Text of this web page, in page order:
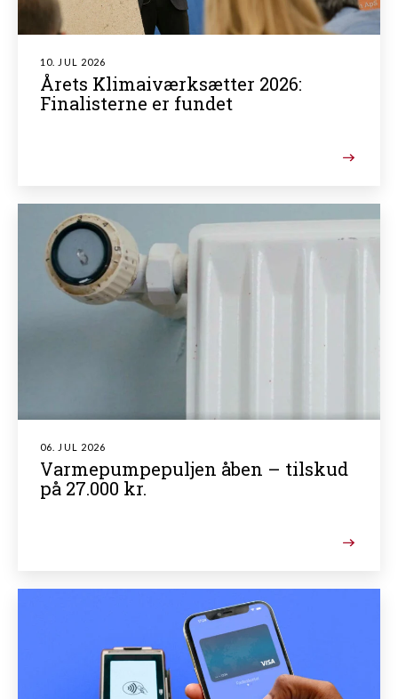
10. JUL 2026
Årets Klimaiværksætter 2026:
Finalisterne er fundet
06. JUL 2026
Varmepumpepuljen åben – tilskud
på 27.000 kr.